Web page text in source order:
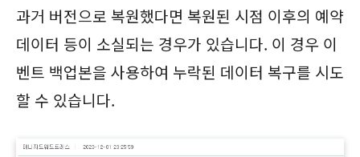
과거 버전으로 복원했다면 복원된 시점 이후의 예약
데이터 등이 소실되는 경우가 있습니다. 이 경우 이
벤트 백업본을 사용하여 누락된 데이터 복구를 시도
할 수 있습니다.